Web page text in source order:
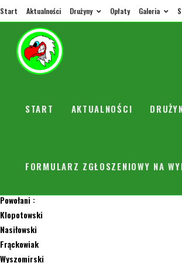
Start Aktualności Drużyny Opłaty Galeria
START AKTUALNOŚCI
FORMULARZ ZGŁOSZENIOWY NA
Obie drużyny grają w żółtych koszulkach.
Powołani :
Klopotowski
Nasiłowski
Frąckowiak
Wyszomirski